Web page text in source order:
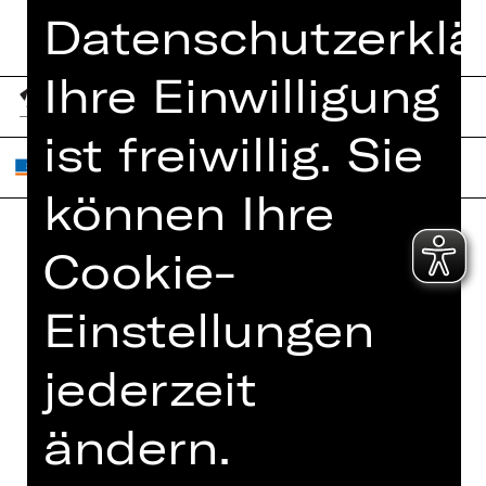
Home
Künstler*innen
Newsletter
Kartenkauf
Abos 26/27
ZVB/L
AGB
Ihre Einwilligung
ist freiwillig. Sie
können Ihre
Cookie-
Einstellungen
jederzeit
ändern.